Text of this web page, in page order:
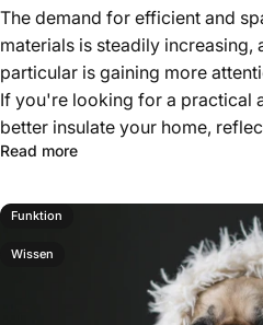
The demand for efficient and
materials is steadily increasing,
particular is gaining more
If you're looking for a practical
better insulate your home,
Read more
Funktion
Wissen